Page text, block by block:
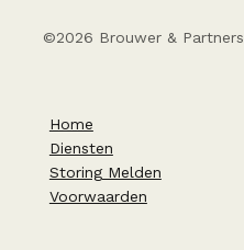
©2026 Brouwer & Partners
Home
Diensten
Storing Melden
Voorwaarden